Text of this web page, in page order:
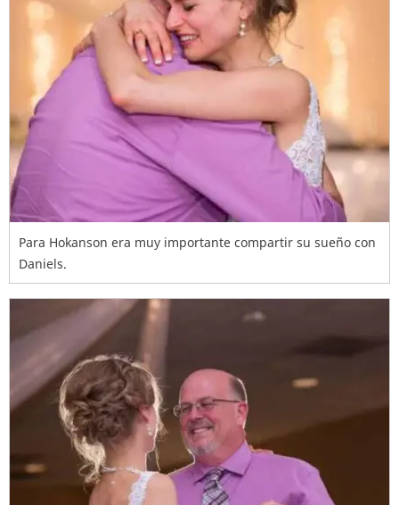
Para Hokanson era muy importante compartir su sueño con
Daniels.